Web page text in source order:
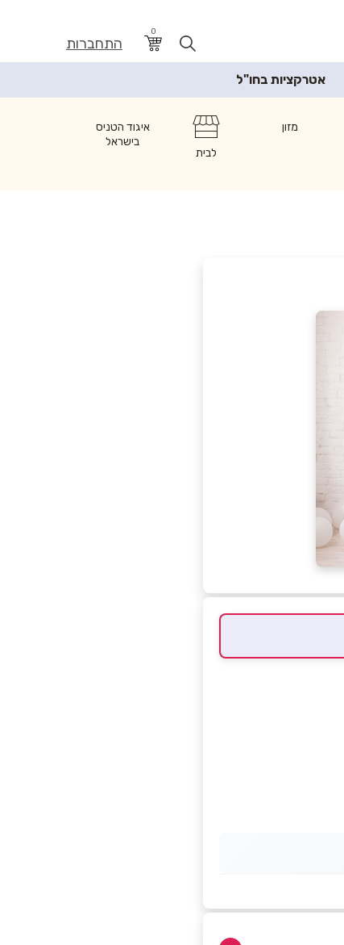
0
התחברות
אטרקציות בחו"ל
מזון
לבית
איגוד הטניס
בישראל